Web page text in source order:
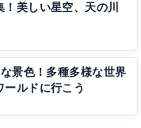
美しい星空、天の川
景色！多種多様な世界
ルドに行こう